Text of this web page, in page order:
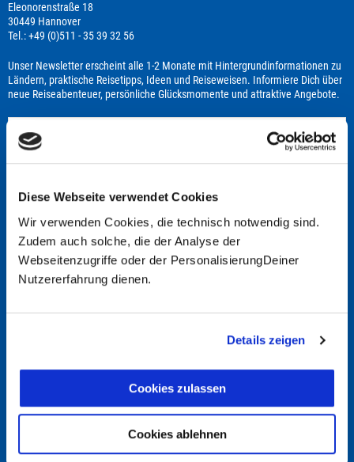
Diese Webseite verwendet Cookies
Wir verwenden Cookies, die technisch notwendig sind.
Zudem auch solche, die der Analyse der
Webseitenzugriffe oder der PersonalisierungDeiner
Nutzererfahrung dienen.
Details zeigen
Cookies zulassen
Cookies ablehnen
Eleonorenstraße 18
30449 Hannover
Tel.: +49 (0)511 - 35 39 32 56
Unser Newsletter erscheint alle 1-2 Monate mit Hintergrundinformationen zu
Ländern, praktische Reisetipps, Ideen und Reiseweisen. Informiere Dich über
neue Reiseabenteuer, persönliche Glücksmomente und attraktive Angebote.
anmelden
Vielen Dank für Ihre Anmeldung. Sie erhalten noch eine Bestätigungs-Email
Broschüre